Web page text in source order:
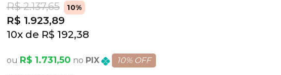
R$ 2.137,65 10%
R$ 1.923,89
10x R$ 192,38
R$ 1.731,50 PIX 10% OFF